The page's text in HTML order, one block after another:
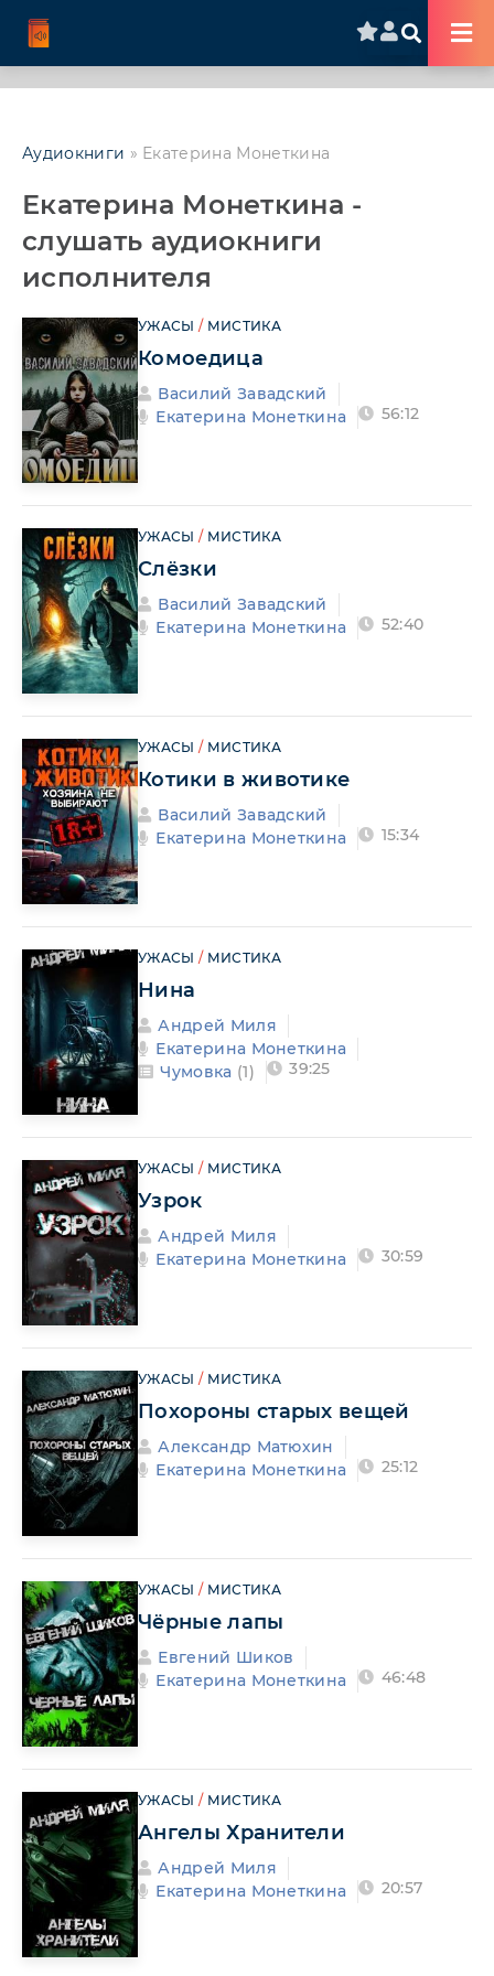
Аудиокниги » Екатерина Монеткина
Екатерина Монеткина -
слушать аудиокниги
исполнителя
УЖАСЫ / МИСТИКА
Комоедица
Василий Завадский
Екатерина Монеткина
56:12
УЖАСЫ / МИСТИКА
Слёзки
Василий Завадский
Екатерина Монеткина
52:40
УЖАСЫ / МИСТИКА
Котики в животике
Василий Завадский
Екатерина Монеткина
15:34
УЖАСЫ / МИСТИКА
Нина
Андрей Миля
Екатерина Монеткина
Чумовка (1) 39:25
УЖАСЫ / МИСТИКА
Узрок
Андрей Миля
Екатерина Монеткина
30:59
УЖАСЫ / МИСТИКА
Похороны старых вещей
Александр Матюхин
Екатерина Монеткина
25:12
УЖАСЫ / МИСТИКА
Чёрные лапы
Евгений Шиков
Екатерина Монеткина
46:48
УЖАСЫ / МИСТИКА
Ангелы Хранители
Андрей Миля
Екатерина Монеткина
20:57